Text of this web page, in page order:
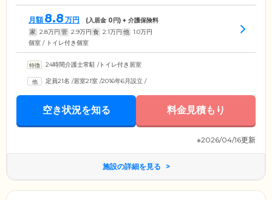
月額 8.8 万円 (入居金 0円) + 介護保険料
家 2.8万円 管 2.9万円 食 2.1万円 他 1.0万円
個室 / トイレ付き個室
24時間介護士常駐 /トイレ付き居室
定員21名 /居室21室 /2016年6月設立 /
空き状況を知る 料金見積もり
※2026/04/16更新
施設の詳細を見る